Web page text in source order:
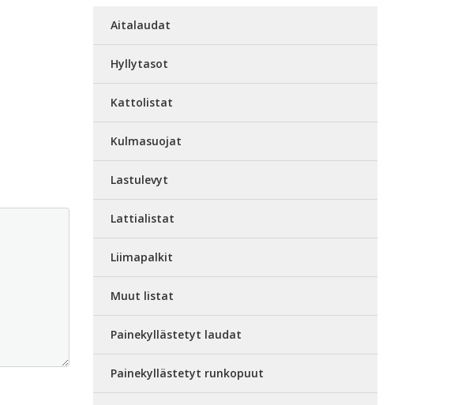
Aitalaudat
Hyllytasot
Kattolistat
Kulmasuojat
Lastulevyt
Lattialistat
Liimapalkit
Muut listat
Painekyllästetyt laudat
Painekyllästetyt runkopuut